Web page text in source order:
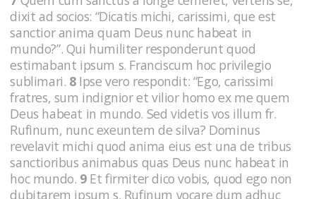
dixit ad socios: “Dicatis michi, carissimi, que est
sanctior anima quam Deus nunc habeat in
mundo?”. Qui humiliter responderunt quod
estimabant ipsum s. Franciscum hoc privilegio
sublimari. 8 Ipse vero respondit: “Ego, carissimi
fratres, sum indignior et vilior homo ex me quem
Deus habeat in mundo. Sed videtis vos illum fr.
Rufinum, nunc exeuntem de silva? Dominus
revelavit michi quod anima eius est una de tribus
sanctioribus animabus quas Deus nunc habeat in
hoc mundo. 9Et firmiter dico vobis, quod ego non
dubitarem ipsum s. Rufinum vocare dum adhuc